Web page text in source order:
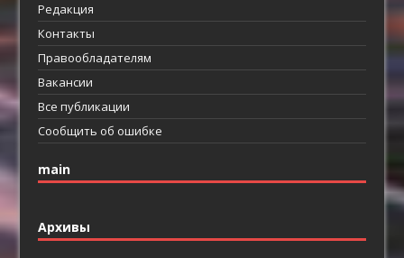
Редакция
Контакты
Правообладателям
Вакансии
Все публикации
Сообщить об ошибке
main
Архивы